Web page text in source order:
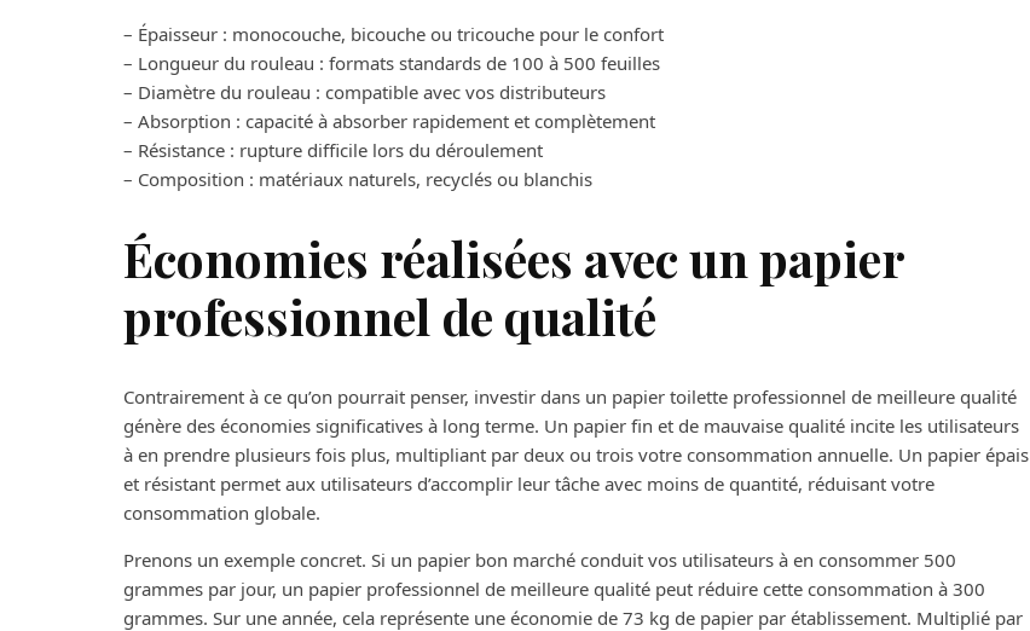
– Épaisseur : monocouche, bicouche ou tricouche pour le confort
– Longueur du rouleau : formats standards de 100 à 500 feuilles
– Diamètre du rouleau : compatible avec vos distributeurs
– Absorption : capacité à absorber rapidement et complètement
– Résistance : rupture difficile lors du déroulement
– Composition : matériaux naturels, recyclés ou blanchis
Économies réalisées avec un papier
professionnel de qualité
Contrairement à ce qu’on pourrait penser, investir dans un papier toilette professionnel de meilleure qualité
génère des économies significatives à long terme. Un papier fin et de mauvaise qualité incite les utilisateurs
à en prendre plusieurs fois plus, multipliant par deux ou trois votre consommation annuelle. Un papier épais
et résistant permet aux utilisateurs d’accomplir leur tâche avec moins de quantité, réduisant votre
consommation globale.
Prenons un exemple concret. Si un papier bon marché conduit vos utilisateurs à en consommer 500
grammes par jour, un papier professionnel de meilleure qualité peut réduire cette consommation à 300
grammes. Sur une année, cela représente une économie de 73 kg de papier par établissement. Multiplié par